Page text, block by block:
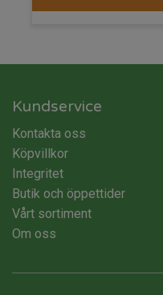
Kundservice
Kontakta oss
Köpvillkor
Integritet
Butik och öppettider
Vårt sortiment
Om oss